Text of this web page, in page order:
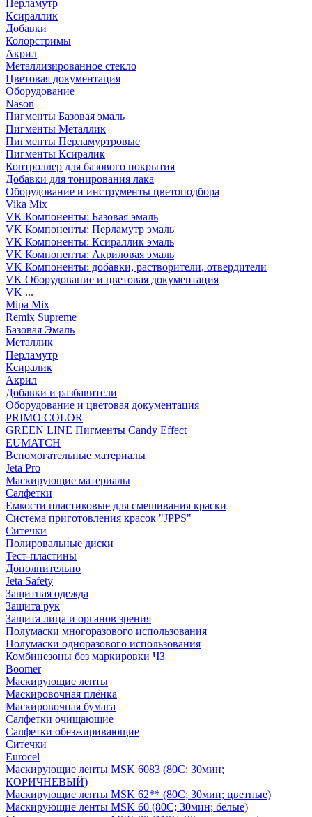
Перламутр
Ксираллик
Добавки
Колорстримы
Акрил
Металлизированное стекло
Цветовая документация
Оборудование
Nason
Пигменты Базовая эмаль
Пигменты Металлик
Пигменты Перламуртровые
Пигменты Ксиралик
Контроллер для базового покрытия
Добавки для тонирования лака
Оборудование и инструменты цветоподбора
Vika Mix
VK Компоненты: Базовая эмаль
VK Компоненты: Перламутр эмаль
VK Компоненты: Ксираллик эмаль
VK Компоненты: Акриловая эмаль
VK Компоненты: добавки, растворители, отвердители
VK Оборудование и цветовая документация
VK ...
Mipa Mix
Remix Supreme
Базовая Эмаль
Металлик
Перламутр
Ксиралик
Акрил
Добавки и разбавители
Оборудование и цветовая документация
PRIMO COLOR
GREEN LINE Пигменты Candy Effect
EUMATCH
Вспомогательные материалы
Jeta Pro
Маскирующие материалы
Салфетки
Емкости пластиковые для смешивания краски
Система приготовления красок "JPPS"
Ситечки
Полировальные диски
Тест-пластины
Дополнительно
Jeta Safety
Защитная одежда
Защита рук
Защита лица и органов зрения
Полумаски многоразового использования
Полумаски одноразового использования
Комбинезоны без маркировки ЧЗ
Boomer
Маскирующие ленты
Маскировочная плёнка
Маскировочная бумага
Салфетки очищающие
Салфетки обезжиривающие
Ситечки
Euroсel
Маскирующие ленты MSK 6083 (80С; 30мин;
КОРИЧНЕВЫЙ)
Маскирующие ленты MSK 62** (80С; 30мин; цветные)
Маскирующие ленты MSK 60 (80С; 30мин; белые)